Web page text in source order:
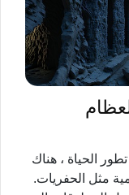
الحياة ، هناك
مثل الحفريات.